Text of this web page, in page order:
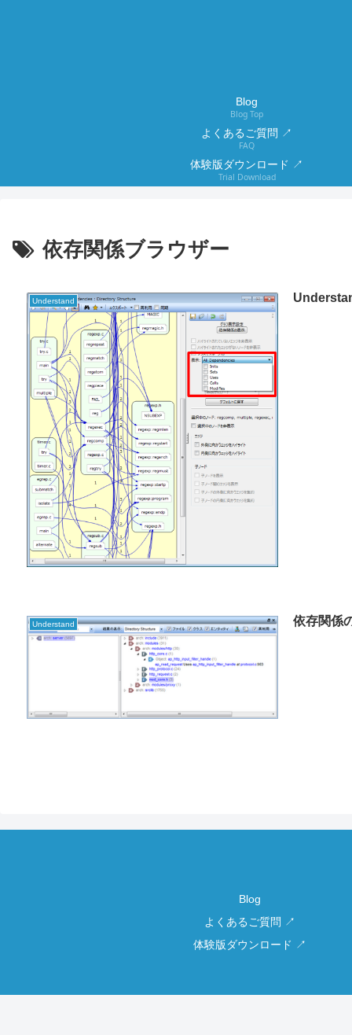
Blog
Blog Top
よくあるご質問 ↗
FAQ
体験版ダウンロード ↗
Trial Download
依存関係ブラウザー
Understand
Understand 依存関係
Blog
よくあるご質問 ↗
体験版ダウンロード ↗